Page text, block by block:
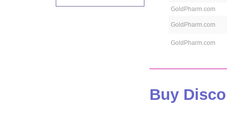
GoldPharm.com
GoldPharm.com
GoldPharm.com
Buy